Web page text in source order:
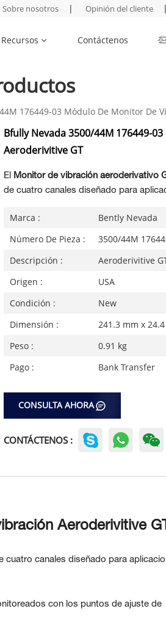
Sobre nosotros | Opinión del cliente
Recursos Contáctenos
176449-03 Módulo De Monitor De
Bfully Nevada 3500/44M 176449-
Aeroderivitive GT
El
Monitor de vibración aeroderivativo
de cuatro canales diseñado para
Marca :
Bently Nevada
Número De Pieza :
3500/44M
Descripción :
Aeroderivitive
Origen :
USA
Condición :
New
Dimensión :
241.3 mm x
Peso :
0.91 kg
Pago :
Bank Transfer
CONSULTA AHORA
CONTÁCTENOS :
Aeroderivitive
cuatro canales diseñado para
con los puntos de ajuste de